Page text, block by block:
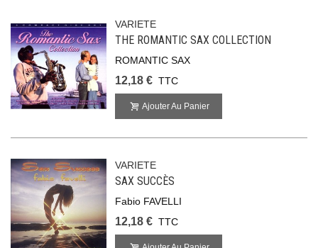
VARIETE
THE ROMANTIC SAX COLLECTION
ROMANTIC SAX
12,18 € TTC
Ajouter Au Panier
VARIETE
SAX SUCCÈS
Fabio FAVELLI
12,18 € TTC